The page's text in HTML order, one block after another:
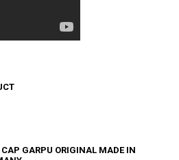
CAP GARPU ORIGINAL MADE IN